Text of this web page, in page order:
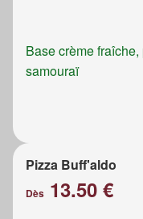
Base crème
samouraï
Pizza Buff'aldo
Dès 13.50 €